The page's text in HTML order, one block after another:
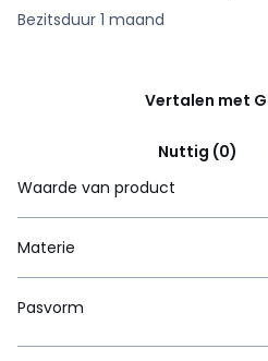
Bezitsduur 1 maand
Vertalen met
Nuttig (0)
Waarde van product
Materie
Pasvorm